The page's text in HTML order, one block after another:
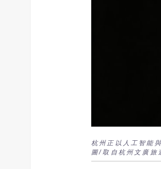
杭州正以人工智能
圖/取自杭州文廣旅